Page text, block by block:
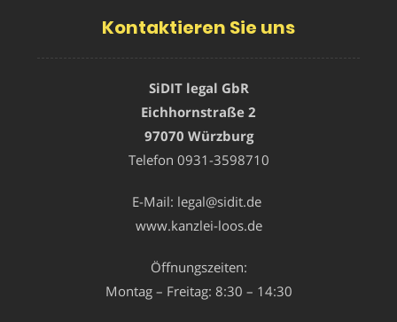
Kontaktieren Sie uns
SiDIT legal GbR
Eichhornstraße 2
97070 Würzburg
Telefon 0931-3598710
E-Mail: legal@sidit.de
www.kanzlei-loos.de
Öffnungszeiten:
Montag – Freitag: 8:30 – 14:30